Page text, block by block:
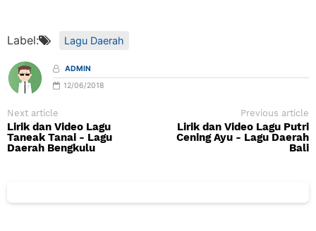
Label: Lagu Daerah
ADMIN
12/06/2018
Next article
Lirik dan Video Lagu
Taneak Tanai - Lagu
Daerah Bengkulu
Previous article
Lirik dan Video Lagu Putri
Cening Ayu - Lagu Daerah
Bali